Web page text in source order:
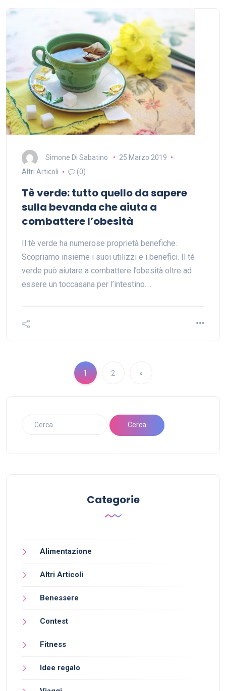
Simone Di Sabatino
25 Marzo 2019
Altri Articoli
(0)
Tè verde: tutto quello da sapere
sulla bevanda che aiuta a
combattere l’obesità
Il tè verde ha numerose proprietà benefiche.
Scopriamo insieme i suoi utilizzi e i benefici. Il tè
verde può aiutare a combattere l’obesità oltre ad
essere un toccasana per l’intestino.…
1 2 »
Categorie
Alimentazione
Altri Articoli
Benessere
Contest
Fitness
Idee regalo